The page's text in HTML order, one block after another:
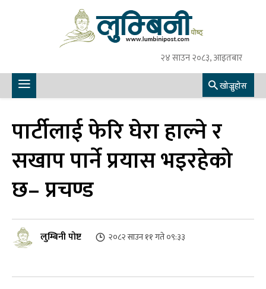
२४ साउन २०८३, आइतबार
खोज्नुहोस
पार्टीलाई फेरि घेरा हाल्ने र
सखाप पार्ने प्रयास भइरहेको
छ– प्रचण्ड
लुम्बिनी पोष्ट २०८२ साउन ११ गते ०९:३३